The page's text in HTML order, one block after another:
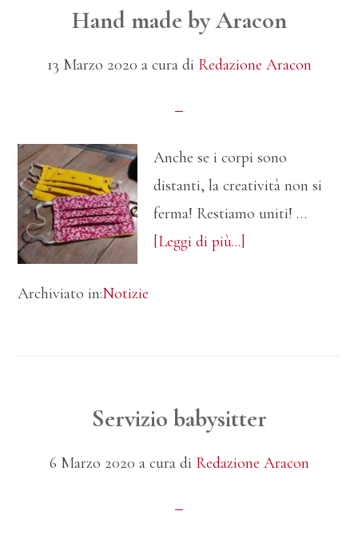
Pradamano,
Buttrio,
San
Natisone
Remanzacco
Hand made by Aracon
13 Marzo 2020 a cura di Redazione Aracon
Anche se i corpi sono
distanti, la creatività non si
ferma! Restiamo uniti! …
[Leggi di più...]
Archiviato in:Notizie
Servizio babysitter
6 Marzo 2020 a cura di Redazione Aracon